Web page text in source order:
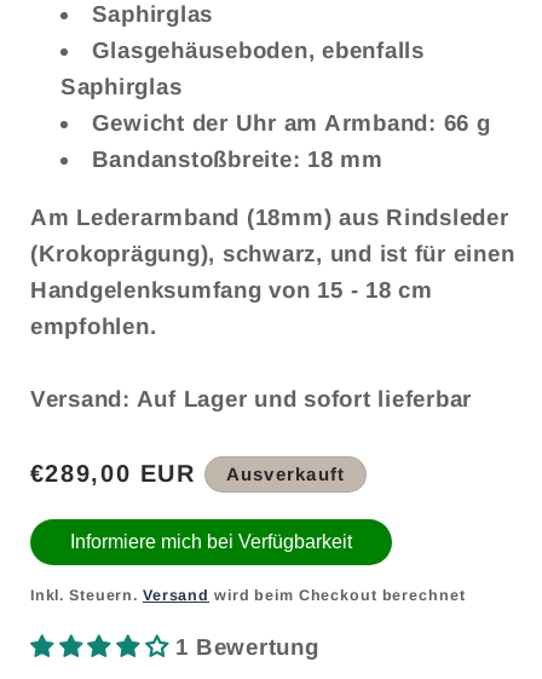
Saphirglas
Glasgehäuseboden, ebenfalls
Saphirglas
Gewicht der Uhr am Armband: 66 g
Bandanstoßbreite: 18 mm
Am Lederarmband (18mm) aus Rindsleder
(Krokoprägung), schwarz, und ist für einen
Handgelenksumfang von 15 - 18 cm
empfohlen.
Versand: Auf Lager und sofort lieferbar
Normaler
€289,00 EUR Ausverkauft
Informiere mich bei Verfügbarkeit
Inkl. Steuern. Versand wird beim Checkout berechnet
1 Bewertung